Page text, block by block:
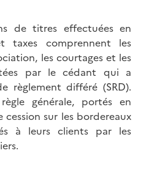
de titres effectuées en
taxes comprennent les
les courtages et les
par le cédant qui a
règlement différé (SRD).
générale, portés en
sur les bordereaux
à leurs clients par les